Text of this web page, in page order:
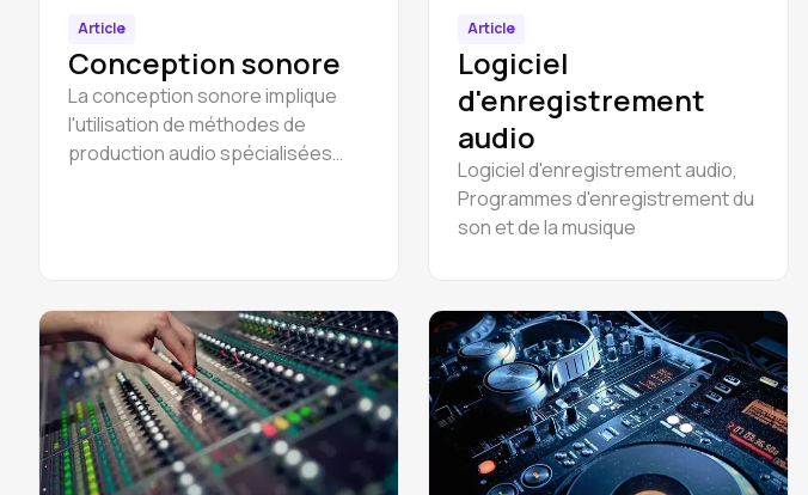
Article
Conception sonore
La conception sonore implique
l'utilisation de méthodes de
production audio spécialisées
Article
Logiciel
d'enregistrement
audio
Logiciel d'enregistrement audio,
Programmes d'enregistrement du
son et de la musique